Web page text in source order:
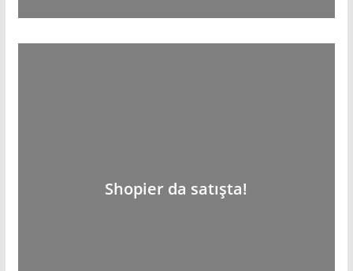
Shopier da satışta!